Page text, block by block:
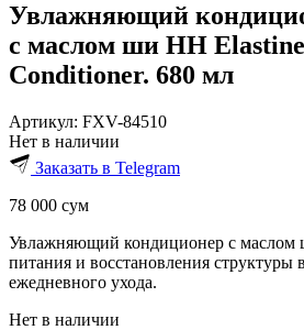
Увлажняющий
с маслом ши HH
Conditioner. 680 мл
Артикул: FXV-84510
Нет в наличии
Заказать в Telegram
78 000 сум
Увлажняющий кондиционер с маслом
питания и восстановления структуры
ежедневного ухода.
Нет в наличии